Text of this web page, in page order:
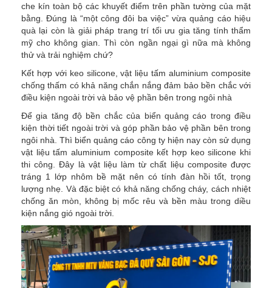
che kín toàn bộ các khuyết điểm trên phần tường của mặt
bằng. Đúng là “một công đôi ba việc” vừa quảng cáo hiệu
quà lại còn là giải pháp trang trí tối ưu gia tăng tính thẩm
mỹ cho không gian. Thì còn ngần ngại gì nữa mà không
thử và trải nghiệm chứ?
Kết hợp với keo silicone, vật liệu tấm aluminium composite
chống thấm có khả năng chắn nắng đảm bảo bền chắc với
điều kiện ngoài trời và bảo vệ phần bên trong ngôi nhà
Để gia tăng độ bền chắc của biển quảng cáo trong điều
kiện thời tiết ngoài trời và góp phần bảo vệ phần bên trong
ngôi nhà. Thì biển quảng cáo công ty hiện nay còn sử dụng
vật liệu tấm aluminium composite kết hợp keo silicone khi
thi công. Đây là vật liệu làm từ chất liệu composite được
tráng 1 lớp nhôm bề mặt nên có tính đàn hồi tốt, trọng
lượng nhẹ. Và đặc biệt có khả năng chống cháy, cách nhiệt
chống ăn mòn, không bị mốc rêu và bền màu trong diều
kiện nắng gió ngoài trời.